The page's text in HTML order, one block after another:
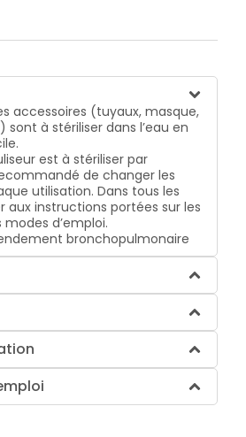
accessoires (tuyaux, masque,
à stériliser dans l’eau en
est à stériliser par
de changer les
utilisation. Dans tous les
aux instructions portées sur les
d’emploi.
bronchopulmonaire